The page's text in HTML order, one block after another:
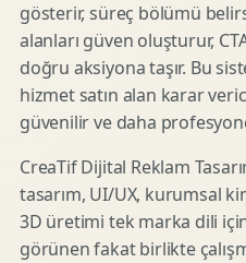
gösterir, süreç bölümü
alanları güven oluşturur,
doğru aksiyona taşır. Bu
hizmet satın alan karar
güvenilir ve daha
CreaTif Dijital Reklam
tasarım, UI/UX, kurumsal
3D üretimi tek marka dili
görünen fakat birlikte